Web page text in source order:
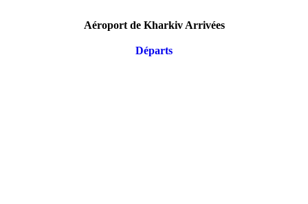
Aéroport de Kharkiv Arrivées
Départs